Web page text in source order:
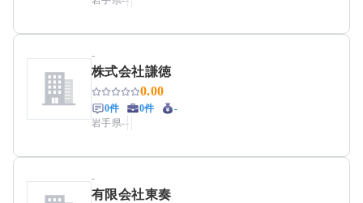
-
株式会社謙徳
0.00
0件 0件
-
岩手県--
-
有限会社東奏